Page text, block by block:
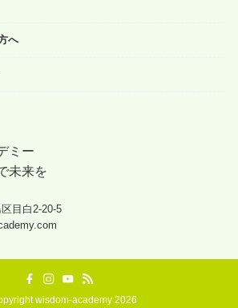
へ
目白2-20-5
wisdom-academy 2026